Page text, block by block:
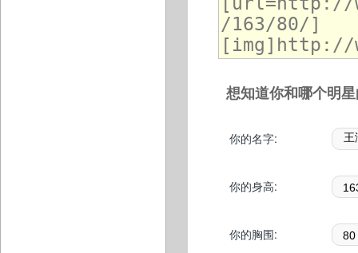
想知道你和哪个明
你的名字:
你的身高:
你的胸围: